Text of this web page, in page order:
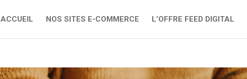
ACCUEIL NOS SITES E-COMMERCE L’OFFRE FEED DIGITAL